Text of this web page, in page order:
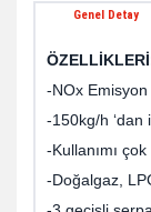
Genel Detay
-NOx Emisyon
-150kg/h ‘dan
-Kullanımı
-Doğalgaz,